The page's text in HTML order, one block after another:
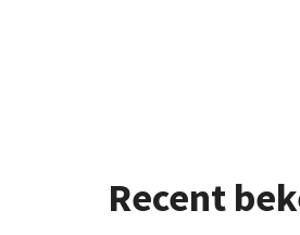
Recent